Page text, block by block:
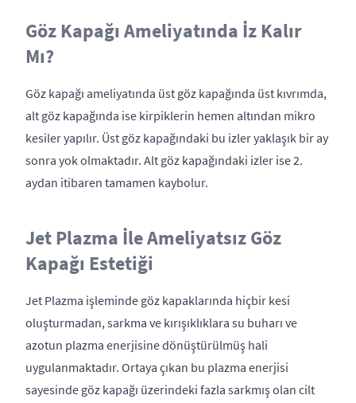
Göz Kapağı Ameliyatında İz Kalır
Mı?
Göz kapağı ameliyatında üst göz kapağında üst kıvrımda,
alt göz kapağında ise kirpiklerin hemen altından mikro
kesiler yapılır. Üst göz kapağındaki bu izler yaklaşık bir ay
sonra yok olmaktadır. Alt göz kapağındaki izler ise 2.
aydan itibaren tamamen kaybolur.
Jet Plazma İle Ameliyatsız Göz
Kapağı Estetiği
Jet Plazma işleminde göz kapaklarında hiçbir kesi
oluşturmadan, sarkma ve kırışıklıklara su buharı ve
azotun plazma enerjisine dönüştürülmüş hali
uygulanmaktadır. Ortaya çıkan bu plazma enerjisi
sayesinde göz kapağı üzerindeki fazla sarkmış olan cilt